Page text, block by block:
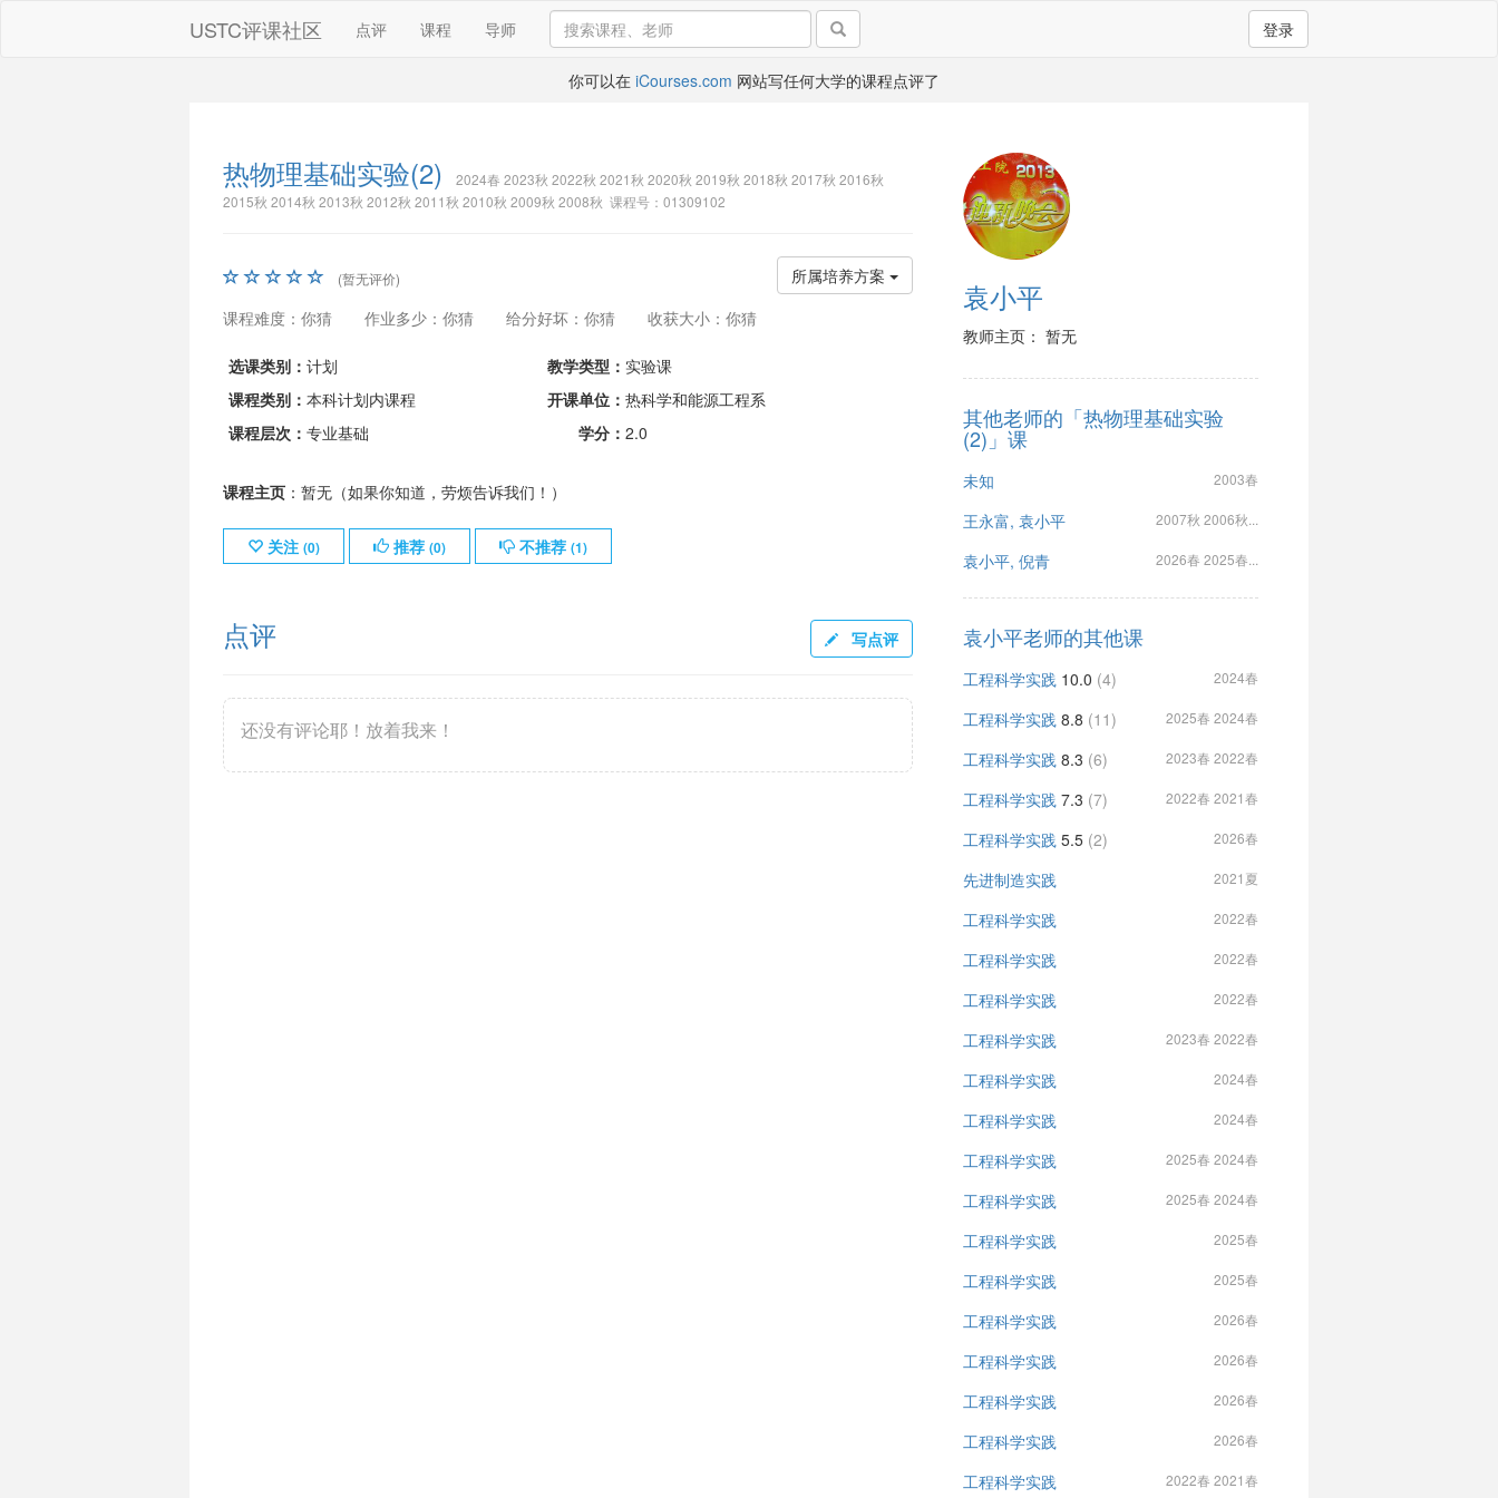
USTC评课社区 点评 课程 导师 登录
你可以在 iCourses.com 网站写任何大学的课程点评了
热物理基础实验(2)
2024春 2023秋 2022秋 2021秋 2020秋 2019秋 2018秋 2017秋 2016秋
2015秋 2014秋 2013秋 2012秋 2011秋 2010秋 2009秋 2008秋 课程号：01309102
所属培养方案
(暂无评价)
课程难度：你猜 作业多少：你猜 给分好坏：你猜 收获大小：你猜
选课类别： 计划 教学类型： 实验课
课程类别： 本科计划内课程 开课单位： 热科学和能源工程系
课程层次： 专业基础 学分： 2.0
课程主页：暂无（如果你知道，劳烦告诉我们！）
关注 (0) 推荐 (0) 不推荐 (1)
点评 写点评
还没有评论耶！放着我来！
袁小平
教师主页： 暂无
其他老师的「热物理基础实验
(2)」课
未知 2003春
王永富, 袁小平 2007秋 2006秋...
袁小平, 倪青 2026春 2025春...
袁小平老师的其他课
工程科学实践 10.0 (4) 2024春
工程科学实践 8.8 (11) 2025春 2024春
工程科学实践 8.3 (6) 2023春 2022春
工程科学实践 7.3 (7) 2022春 2021春
工程科学实践 5.5 (2) 2026春
先进制造实践 2021夏
工程科学实践 2022春
工程科学实践 2022春
工程科学实践 2022春
工程科学实践 2023春 2022春
工程科学实践 2024春
工程科学实践 2024春
工程科学实践 2025春 2024春
工程科学实践 2025春 2024春
工程科学实践 2025春
工程科学实践 2025春
工程科学实践 2026春
工程科学实践 2026春
工程科学实践 2026春
工程科学实践 2026春
工程科学实践 2022春 2021春